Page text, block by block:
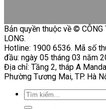
Bản quyền thuộc về © CÔNG
LONG.
Hotline: 1900 6536. Mã số
đầu: ngày 05 tháng 03 năm
Địa chỉ: Tầng 2, tháp A
Phường Tương Mai, TP. Hà
Tìm
kiếm: